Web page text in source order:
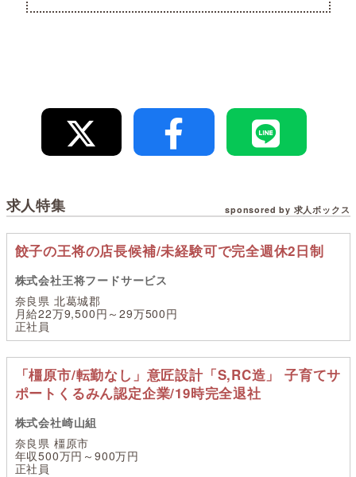
求人特集 sponsored by 求人ボックス
餃子の王将の店長候補/未経験可で完全週休2日制
株式会社王将フードサービス
奈良県 北葛城郡
月給22万9,500円～29万500円
正社員
「橿原市/転勤なし」意匠設計「S,RC造」 子育てサ
ポートくるみん認定企業/19時完全退社
株式会社崎山組
奈良県 橿原市
年収500万円～900万円
正社員